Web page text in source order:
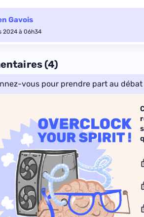
Gavois
2024 à 06h34
(4)
vous pour prendre part au débat